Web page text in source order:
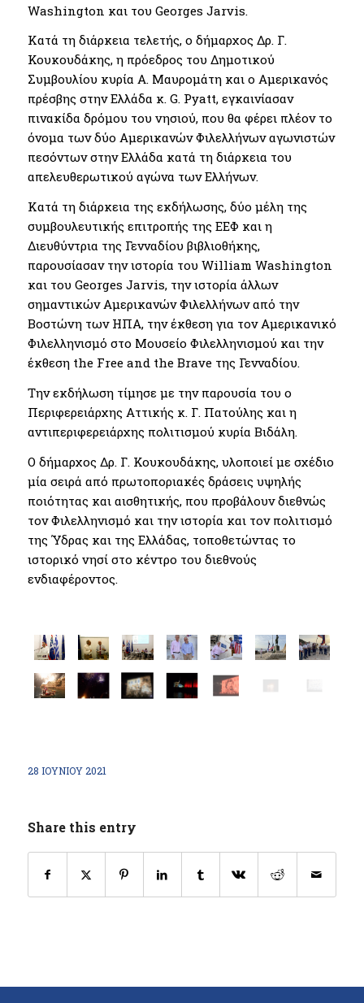
Washington και του Georges Jarvis.
Κατά τη διάρκεια τελετής, o δήμαρχος Δρ. Γ.
Κουκουδάκης, η πρόεδρος του Δημοτικού
Συμβουλίου κυρία Α. Μαυρομάτη και ο Αμερικανός
πρέσβης στην Ελλάδα κ. G. Pyatt, εγκαινίασαν
πινακίδα δρόμου του νησιού, που θα φέρει πλέον το
όνομα των δύο Αμερικανών Φιλελλήνων αγωνιστών
πεσόντων στην Ελλάδα κατά τη διάρκεια του
απελευθερωτικού αγώνα των Ελλήνων.
Κατά τη διάρκεια της εκδήλωσης, δύο μέλη της
συμβουλευτικής επιτροπής της ΕΕΦ και η
Διευθύντρια της Γενναδίου βιβλιοθήκης,
παρουσίασαν την ιστορία του William Washington
και του Georges Jarvis, την ιστορία άλλων
σημαντικών Αμερικανών Φιλελλήνων από την
Βοστώνη των ΗΠΑ, την έκθεση για τον Αμερικανικό
Φιλελληνισμό στο Μουσείο Φιλελληνισμού και την
έκθεση the Free and the Brave της Γενναδίου.
Την εκδήλωση τίμησε με την παρουσία του ο
Περιφερειάρχης Αττικής κ. Γ. Πατούλης και η
αντιπεριφερειάρχης πολιτισμού κυρία Βιδάλη.
Ο δήμαρχος Δρ. Γ. Κουκουδάκης, υλοποιεί με σχέδιο
μία σειρά από πρωτοποριακές δράσεις υψηλής
ποιότητας και αισθητικής, που προβάλουν διεθνώς
τον Φιλελληνισμό και την ιστορία και τον πολιτισμό
της Ύδρας και της Ελλάδας, τοποθετώντας το
ιστορικό νησί στο κέντρο του διεθνούς
ενδιαφέροντος.
28 ΙΟΥΝΊΟΥ 2021
Share this entry